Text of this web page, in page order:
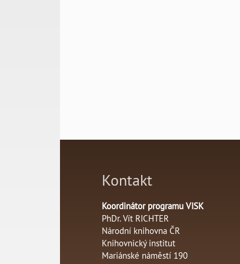
Kontakt
Koordinátor programu VISK
PhDr. Vít RICHTER
Národní knihovna ČR
Knihovnický institut
Mariánské náměstí 190